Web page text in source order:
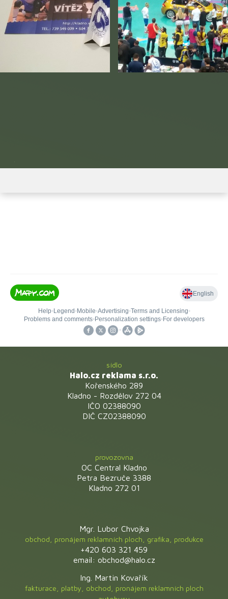
sídlo
Halo.cz reklama s.r.o.
Kořenského 289
Kladno - Rozdělov 272 04
IČO 02388090
DIČ CZ02388090
provozovna
OC Central Kladno
Petra Bezruče 3388
Kladno 272 01
Mgr. Lubor Chvojka
obchod, pronájem reklamních ploch, grafika, produkce
+420 603 321 459
email: obchod@halo.cz
Ing. Martin Kovařík
fakturace, platby, obchod, pronájem reklamních ploch